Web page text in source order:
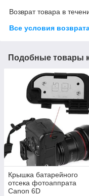
Возврат товара в
Все условия
Подобные товары
Крышка батарейного
отсека фотоаппрата
Canon 6D